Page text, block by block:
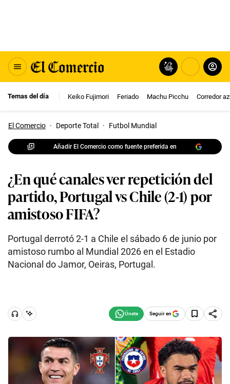
Temas del día Keiko Fujimori Feriado Machu Picchu Corredor
El Comercio · Deporte Total · Futbol Mundial
Añadir El Comercio como fuente preferida en
¿En qué canales ver repetición del
partido, Portugal vs Chile (2-1) por
amistoso FIFA?
Portugal derrotó 2-1 a Chile el sábado 6 de junio por
amistoso rumbo al Mundial 2026 en el Estadio
Nacional do Jamor, Oeiras, Portugal.
Seguir en